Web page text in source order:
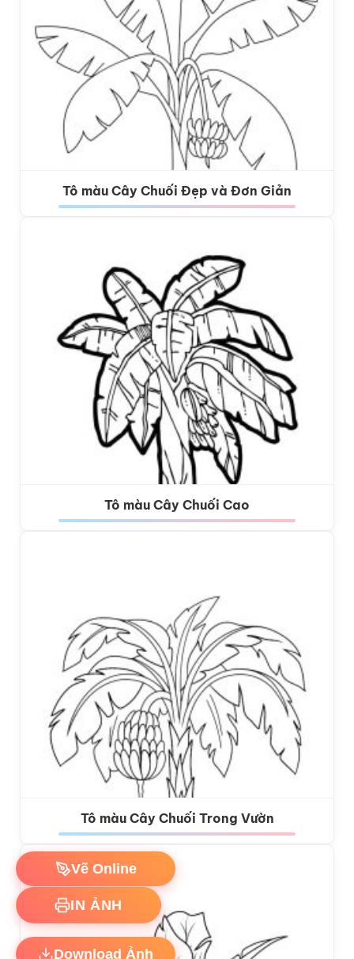
Tô màu Cây Chuối Đẹp và Đơn Giản
Tô màu Cây Chuối Cao
Tô màu Cây Chuối Trong Vườn
Vẽ Online
IN ẢNH
Download Ảnh